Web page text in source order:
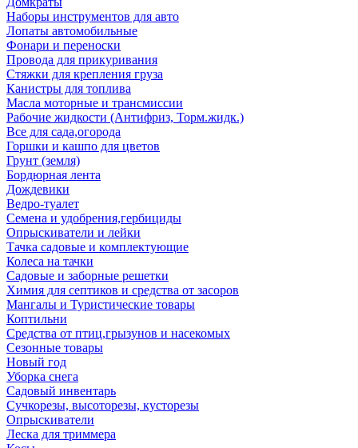
Наборы инструментов для авто
Лопаты автомобильные
Фонари и переноски
Провода для прикуривания
Стяжки для крепления груза
Канистры для топлива
Масла моторные и трансмиссии
Рабочие жидкости (Антифриз, Торм.жидк.)
Все для сада,огорода
Горшки и кашпо для цветов
Грунт (земля)
Бордюрная лента
Дождевики
Ведро-туалет
Семена и удобрения,гербициды
Опрыскиватели и лейки
Тачка садовые и комплектующие
Колеса на тачки
Садовые и заборные решетки
Химия для септиков и средства от засоров
Мангалы и Туристические товары
Коптильни
Средства от птиц,грызунов и насекомых
Сезонные товары
Новый год
Уборка снега
Садовый инвентарь
Сучкорезы, высоторезы, кусторезы
Опрыскиватели
Леска для триммера